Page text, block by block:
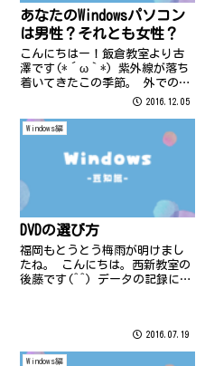
あなたのWindowsパソコン
は男性？それとも女性？
こんにちはー！飯倉教室より古
澤です(*´ω｀*) 紫外線が落ち
着いてきたこの季節。 外での紫
外線対策はバッチリなのに何故
んな方はいらっしゃらないでし
2016.12.05
Windows編
DVDの選び方
福岡もとうとう梅雨が明けまし
たね。 こんにちは。西新教室の
後藤です(^^) データの記録に使
多いのではないでしょうか？ 記
録媒体（CD、DVD）を選...
2016.07.19
Windows編